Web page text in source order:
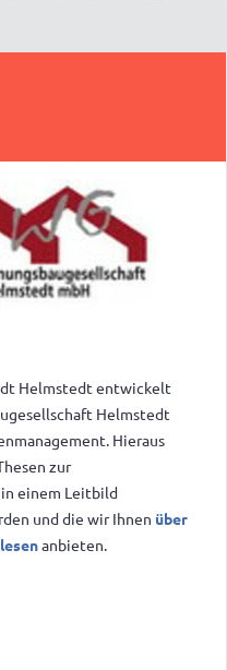
Helmstedt entwickelt
Helmstedt
Hieraus
zur
einem Leitbild
und die wir Ihnen über
anbieten.